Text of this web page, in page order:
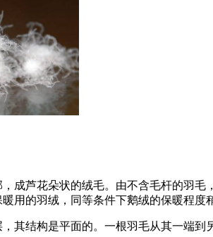
成芦花朵状的绒毛。由不含毛杆的羽
用的羽绒，同等条件下鹅绒的保暖程度
其结构是平面的。一根羽毛从其一端